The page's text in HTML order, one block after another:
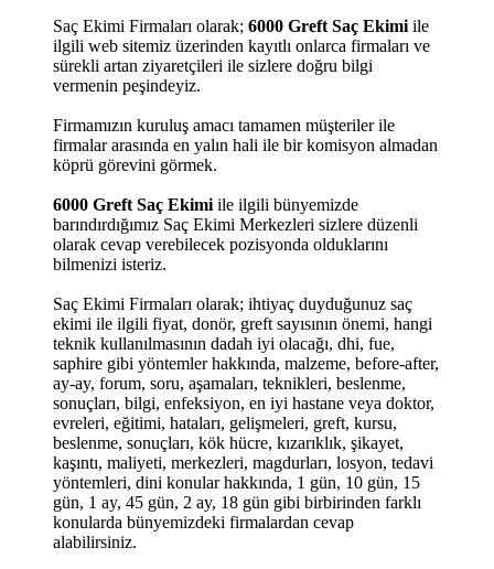
Saç Ekimi Firmaları olarak; 6000 Greft Saç Ekimi ile
ilgili web sitemiz üzerinden kayıtlı onlarca firmaları ve
sürekli artan ziyaretçileri ile sizlere doğru bilgi
vermenin peşindeyiz.
Firmamızın kuruluş amacı tamamen müşteriler ile
firmalar arasında en yalın hali ile bir komisyon almadan
köprü görevini görmek.
6000 Greft Saç Ekimi ile ilgili bünyemizde
barındırdığımız Saç Ekimi Merkezleri sizlere düzenli
olarak cevap verebilecek pozisyonda olduklarını
bilmenizi isteriz.
Saç Ekimi Firmaları olarak; ihtiyaç duyduğunuz saç
ekimi ile ilgili fiyat, donör, greft sayısının önemi, hangi
teknik kullanılmasının dadah iyi olacağı, dhi, fue,
saphire gibi yöntemler hakkında, malzeme, before-after,
ay-ay, forum, soru, aşamaları, teknikleri, beslenme,
sonuçları, bilgi, enfeksiyon, en iyi hastane veya doktor,
evreleri, eğitimi, hataları, gelişmeleri, greft, kursu,
beslenme, sonuçları, kök hücre, kızarıklık, şikayet,
kaşıntı, maliyeti, merkezleri, magdurları, losyon, tedavi
yöntemleri, dini konular hakkında, 1 gün, 10 gün, 15
gün, 1 ay, 45 gün, 2 ay, 18 gün gibi birbirinden farklı
konularda bünyemizdeki firmalardan cevap
alabilirsiniz.